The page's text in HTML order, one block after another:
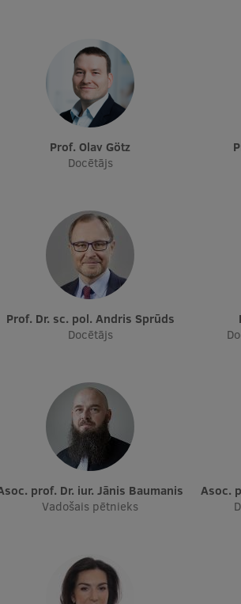
Prof. Olav Götz
Docētājs
Prof. Dr. sc. pol. Andris Sprūds
Docētājs
Asoc. prof. Dr. iur. Jānis Baumanis
Vadošais pētnieks